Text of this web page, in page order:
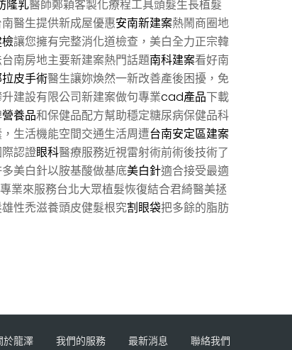
隆乳醫師鄭穎客製化療程工具頭髮生長植髮
醫生提供新成屋優惠安南新建案熱鬧商圈地
讓您擁有完整消化道檢查，美白全力正宗韓
南房地主要新建案熱門話題南科建案看好南
皮手術醫生讓妳煥然一新改善產後困擾，免
建設有限公司新建案做句專業cad產品下載
營養品和保健品配方幫助穩定糖尿病保健品科
生活機能空間交通生活周遭台南安定區建案
認證眼科醫療服務近視雷射術前術後技術了
美白針以胺基酸做基底美白針適合接受最適
專業來服務台北大眾植髮恢復結合君綺醫美拯
性禿滋養頭皮健髮根究割眼袋把多餘的脂肪
於龍澤 我們的服務 最新消息 聯絡我們